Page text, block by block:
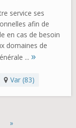
service ses
afin de
en cas de besoin
domaines de
... »
Var (83)
»